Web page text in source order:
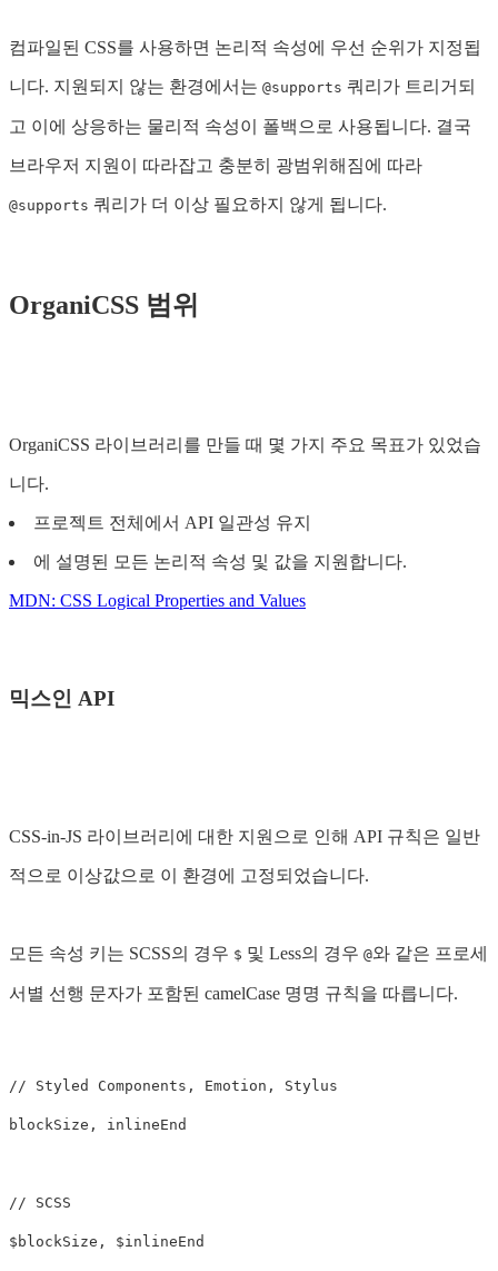
컴파일된 CSS를 사용하면 논리적 속성에 우선 순위가 지정됩
니다. 지원되지 않는 환경에서는 @supports 쿼리가 트리거되
고 이에 상응하는 물리적 속성이 폴백으로 사용됩니다. 결국
브라우저 지원이 따라잡고 충분히 광범위해짐에 따라
@supports 쿼리가 더 이상 필요하지 않게 됩니다.
OrganiCSS 범위
OrganiCSS 라이브러리를 만들 때 몇 가지 주요 목표가 있었습
니다.
프로젝트 전체에서 API 일관성 유지
에 설명된 모든 논리적 속성 및 값을 지원합니다.
MDN: CSS Logical Properties and Values
믹스인 API
CSS-in-JS 라이브러리에 대한 지원으로 인해 API 규칙은 일반
적으로 이상값으로 이 환경에 고정되었습니다.
모든 속성 키는 SCSS의 경우 $ 및 Less의 경우 @와 같은 프로세
서별 선행 문자가 포함된 camelCase 명명 규칙을 따릅니다.
// Styled Components, Emotion, Stylus
blockSize , inlineEnd
// SCSS
$blockSize , $inlineEnd